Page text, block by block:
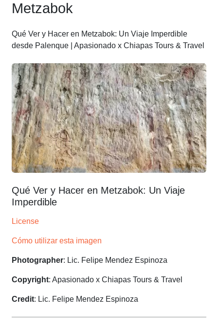
Metzabok
Qué Ver y Hacer en Metzabok: Un Viaje Imperdible
desde Palenque | Apasionado x Chiapas Tours & Travel
Qué Ver y Hacer en Metzabok: Un Viaje
Imperdible
License
Cómo utilizar esta imagen
Photographer: Lic. Felipe Mendez Espinoza
Copyright: Apasionado x Chiapas Tours & Travel
Credit: Lic. Felipe Mendez Espinoza